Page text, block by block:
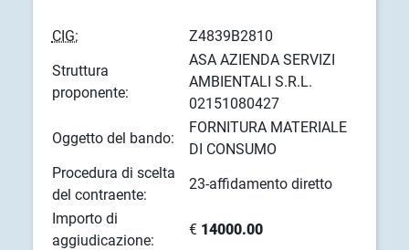
CIG:
Z4839B2810
Struttura
proponente:
ASA AZIENDA SERVIZI
AMBIENTALI S.R.L.
02151080427
Oggetto del bando:
FORNITURA MATERIALE
DI CONSUMO
Procedura di scelta
del contraente:
23-affidamento diretto
Importo di
aggiudicazione:
€ 14000.00